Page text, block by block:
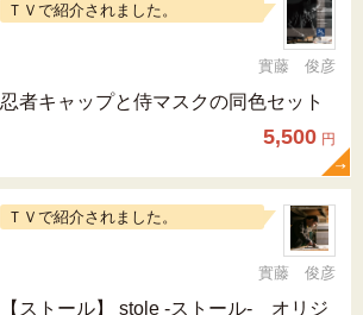
ＴＶで紹介されました。
實藤 俊彦
忍者キャップと侍マスクの同色セット
5,500 円
ＴＶで紹介されました。
實藤 俊彦
【ストール】 stole -ストール- オリジ